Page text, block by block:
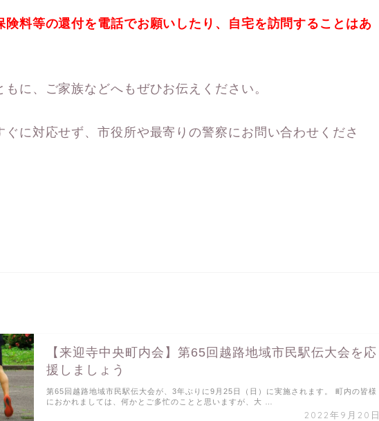
険料等の還付を電話でお願いしたり、自宅を訪問することはあ
もに、ご家族などへもぜひお伝えください。
ぐに対応せず、市役所や最寄りの警察にお問い合わせくださ
【来迎寺中央町内会】第65回越路地域市民駅伝大会を応
援しましょう
2022年9月20日
第65回越路地域市民駅伝大会が、3年ぶりに9月25日（日）に実施されます。 町内の皆様
におかれましては、何かとご多忙のことと思いますが、大 …